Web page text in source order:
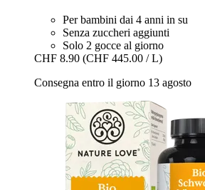
Per bambini dai 4 anni in su
Senza zuccheri aggiunti
Solo 2 gocce al giorno
CHF 8.90 (CHF 445.00 / L)
Consegna entro il giorno 13 agosto